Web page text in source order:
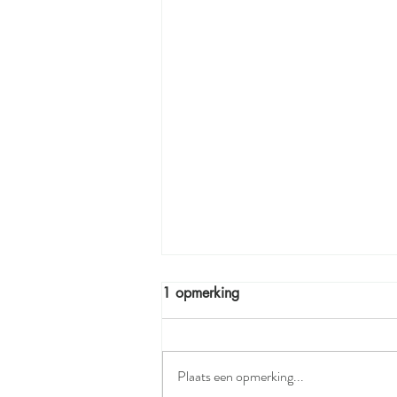
The Maxim Slip.
1 opmerking
Plaats een opmerking...